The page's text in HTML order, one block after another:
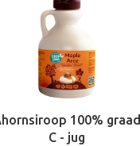
100% graad
C - jug